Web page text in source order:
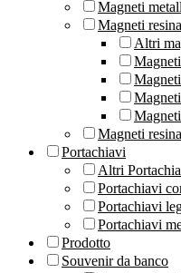
Magneti
Magneti
Altri
Magneti
Portachiavi
Altri
Portachiavi
Portachiavi
Portachiavi
Prodotto
Souvenir da banco